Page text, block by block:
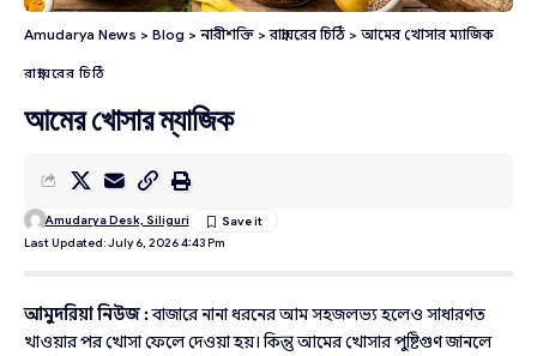
Amudarya News > Blog > নারীশক্তি >রান্নাঘরের চিঠি > আমের খোসার ম্যাজিক
রান্নাঘরের চিঠি
আমের খোসার ম্যাজিক
Last Updated: July 6, 2026 4:43 Pm
Amudarya Desk, Siliguri
আমুদরিয়া নিউজ :বাজারে নানা ধরনের আম সহজলভ্য হলেও সাধারণত
খাওয়ার পর খোসা ফেলে দেওয়া হয়। কিন্তু আমের খোসার পুষ্টিগুণ জানলে